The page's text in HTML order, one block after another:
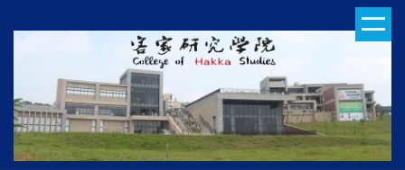
到
內
容
區